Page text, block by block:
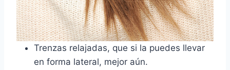
Trenzas relajadas, que si la puedes llevar
en forma lateral, mejor aún.